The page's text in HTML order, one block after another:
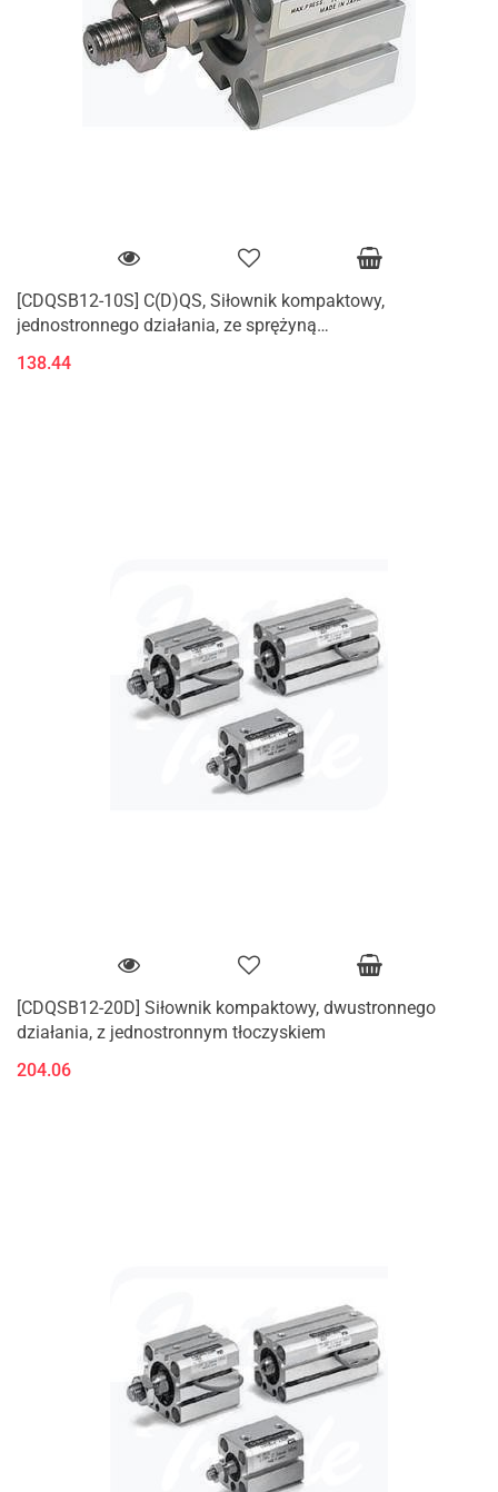
[CDQSB12-10S] C(D)QS, Siłownik kompaktowy,
jednostronnego działania, ze sprężyną
138.44
[CDQSB12-20D] Siłownik kompaktowy, dwustronnego
działania, z jednostronnym tłoczyskiem
204.06